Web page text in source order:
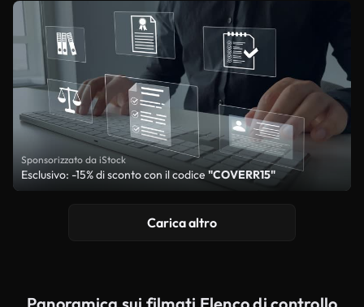
Sponsorizzato da iStock
Esclusivo: -15% di sconto con il codice "COVERR15"
Carica altro